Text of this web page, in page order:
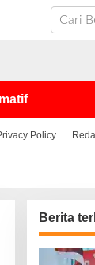
Policy
Berita